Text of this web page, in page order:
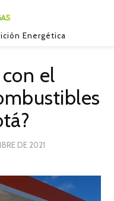
Energética
el
DE 2021
DE
2021